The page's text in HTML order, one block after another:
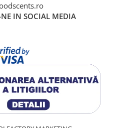
NE IN SOCIAL MEDIA